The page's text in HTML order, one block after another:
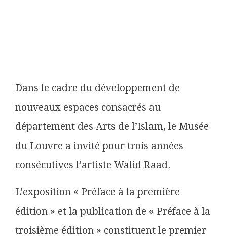
Dans le cadre du développement de
nouveaux espaces consacrés au
département des Arts de l’Islam, le Musée
du Louvre a invité pour trois années
consécutives l’artiste Walid Raad.
L’exposition « Préface à la première
édition » et la publication de « Préface à la
troisième édition » constituent le premier